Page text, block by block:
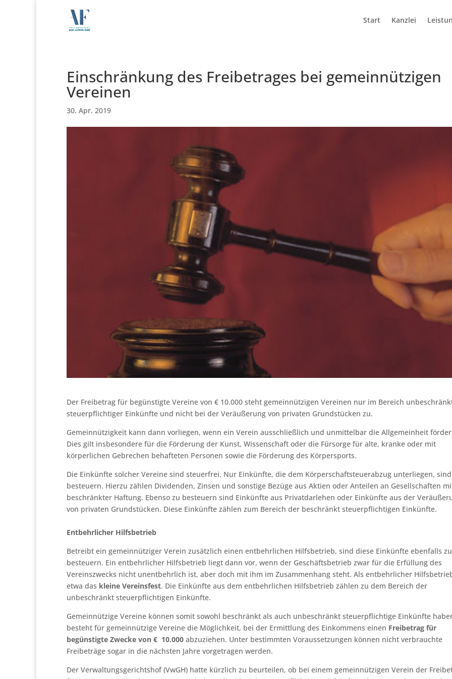
Start Kanzlei
Einschränkung des Freibetrages bei gemeinnützigen
Vereinen
30. Apr. 2019
Der Freibetrag für begünstigte Vereine von € 10.000 steht gemeinnützigen Vereinen nur im Bereich
steuerpflichtiger Einkünfte und nicht bei der Veräußerung von privaten Grundstücken zu.
Gemeinnützigkeit kann dann vorliegen, wenn ein Verein ausschließlich und unmittelbar die Allgemeinheit
Dies gilt insbesondere für die Förderung der Kunst, Wissenschaft oder die Fürsorge für alte, kranke oder mit
körperlichen Gebrechen behafteten Personen sowie die Förderung des Körpersports.
Die Einkünfte solcher Vereine sind steuerfrei. Nur Einkünfte, die dem Körperschaftsteuerabzug unterliegen,
besteuern. Hierzu zählen Dividenden, Zinsen und sonstige Bezüge aus Aktien oder Anteilen an Gesellschaften
beschränkter Haftung. Ebenso zu besteuern sind Einkünfte aus Privatdarlehen oder Einkünfte aus der
von privaten Grundstücken. Diese Einkünfte zählen zum Bereich der beschränkt steuerpflichtigen Einkünfte.
Entbehrlicher Hilfsbetrieb
Betreibt ein gemeinnütziger Verein zusätzlich einen entbehrlichen Hilfsbetrieb, sind diese Einkünfte ebenfalls zu
besteuern. Ein entbehrlicher Hilfsbetrieb liegt dann vor, wenn der Geschäftsbetrieb zwar für die Erfüllung des
Vereinszwecks nicht unentbehrlich ist, aber doch mit ihm im Zusammenhang steht. Als entbehrlicher
etwa das kleine Vereinsfest. Die Einkünfte aus dem entbehrlichen Hilfsbetrieb zählen zu dem Bereich der
unbeschränkt steuerpflichtigen Einkünfte.
Gemeinnützige Vereine können somit sowohl beschränkt als auch unbeschränkt steuerpflichtige Einkünfte
besteht für gemeinnützige Vereine die Möglichkeit, bei der Ermittlung des Einkommens einen Freibetrag für
begünstigte Zwecke von € 10.000 abzuziehen. Unter bestimmten Voraussetzungen können nicht verbrauchte
Freibeträge sogar in die nächsten Jahre vorgetragen werden.
Der Verwaltungsgerichtshof (VwGH) hatte kürzlich zu beurteilen, ob bei einem gemeinnützigen Verein der